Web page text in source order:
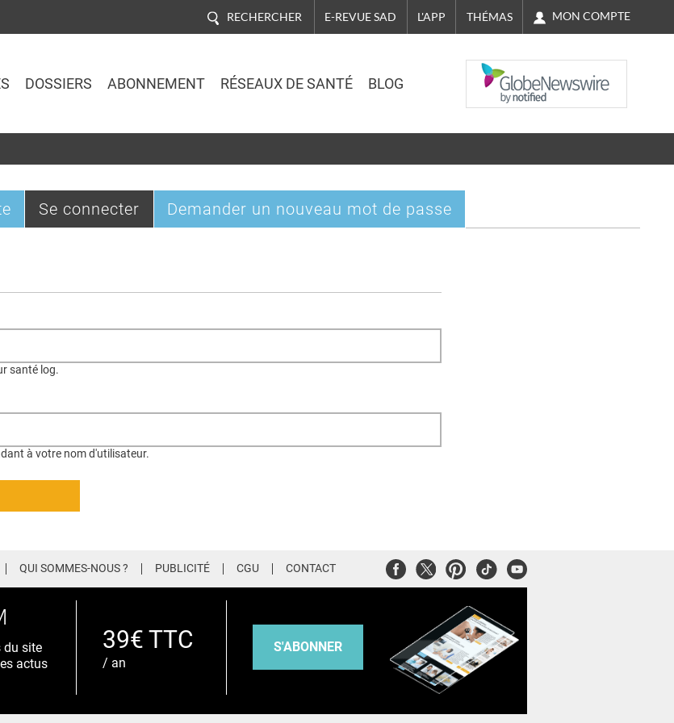
RECHERCHER E-REVUE SAD L'APP THÉMAS MON COMPTE
DOSSIERS ABONNEMENT RÉSEAUX DE SANTÉ BLOG
NASDAQ
Se connecter (onglet
actif)
Demander un nouveau mot de passe
santé log.
à votre nom d'utilisateur.
QUI SOMMES-NOUS ? PUBLICITÉ CGU CONTACT FacebookTwitterPinterest
TiktokYoutube
du site
actus
39€ TTC
/ an
S'ABONNER